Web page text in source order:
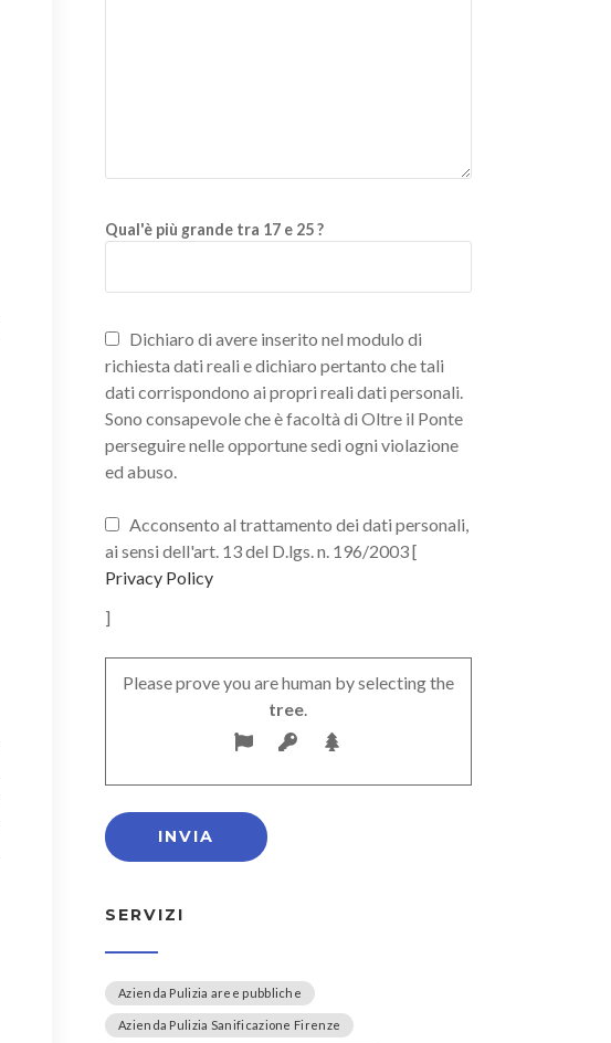
Qual'è più grande tra 17 e 25 ?
Dichiaro di avere inserito nel modulo di
richiesta dati reali e dichiaro pertanto che tali
dati corrispondono ai propri reali dati personali.
Sono consapevole che è facoltà di Oltre il Ponte
perseguire nelle opportune sedi ogni violazione
ed abuso.
Acconsento al trattamento dei dati personali,
ai sensi dell'art. 13 del D.lgs. n. 196/2003 [
Privacy Policy
]
Please prove you are human by selecting the
tree.
SERVIZI
Azienda Pulizia aree pubbliche
Azienda Pulizia Sanificazione Firenze